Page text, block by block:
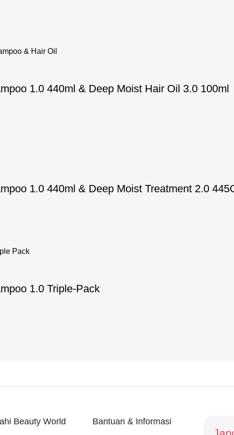
1.0 440ml & Deep Moist Hair Oil 3.0 100ml
1.0 440ml & Deep Moist Treatment 2.0
1.0 Triple-Pack
Beauty World Bantuan & Informasi